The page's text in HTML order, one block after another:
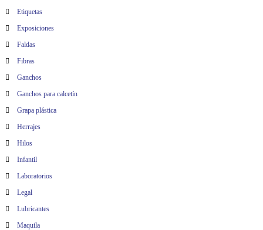
Etiquetas
Exposiciones
Faldas
Fibras
Ganchos
Ganchos para calcetín
Grapa plástica
Herrajes
Hilos
Infantil
Laboratorios
Legal
Lubricantes
Maquila